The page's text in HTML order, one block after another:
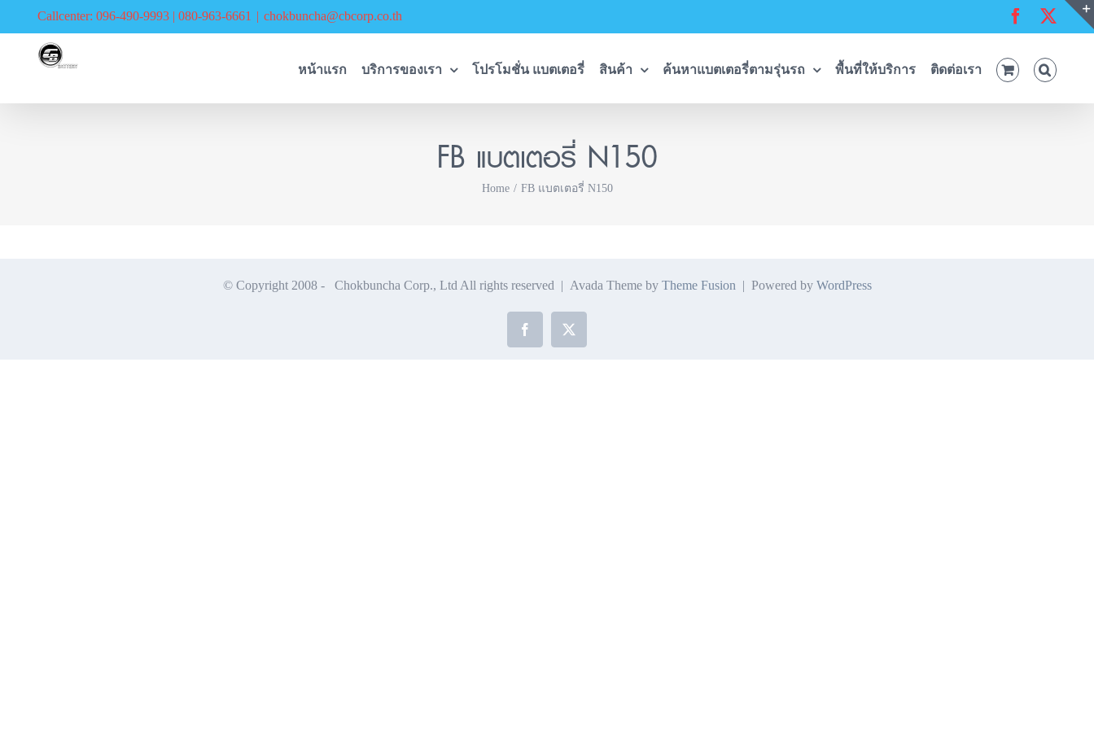
Callcenter: 096-490-9993 | 080-963-6661 | chokbuncha@cbcorp.co.th Facebook
หน้าแรก บริการของเรา โปรโมชั่น แบตเตอรี่ สินค้า ค้นหาแบตเตอรี่ตามรุ่นรถ พื้นที่ให้บริการ ติดต่อเรา
FB แบตเตอรี่ N150
Home FB แบตเตอรี่ N150
© Copyright 2008 - Chokbuncha Corp., Ltd All rights reserved | Avada Theme by Theme Fusion | Powered by WordPress
Facebook
X